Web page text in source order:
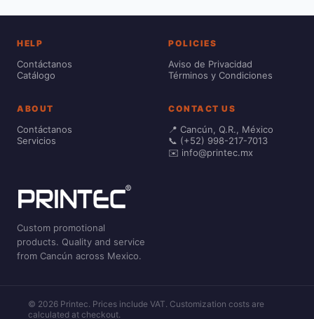
HELP
Contáctanos
Catálogo
POLICIES
Aviso de Privacidad
Términos y Condiciones
ABOUT
Contáctanos
Servicios
CONTACT US
📍 Cancún, Q.R., México
📞 (+52) 998-217-7013
✉️ info@printec.mx
Custom promotional
products. Quality and service
from Cancún across Mexico.
© 2026 Printec. Prices include VAT. Customization costs are
calculated at checkout.